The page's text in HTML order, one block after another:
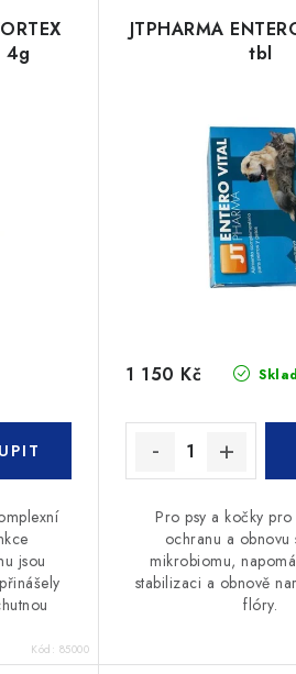
4g
jsou
Kód: 85000
JTPHARMA
tbl
1 150 Kč
Pro psy a kočky
ochranu a obnovu
mikrobiomu,
stabilizaci a obnově
flóry.